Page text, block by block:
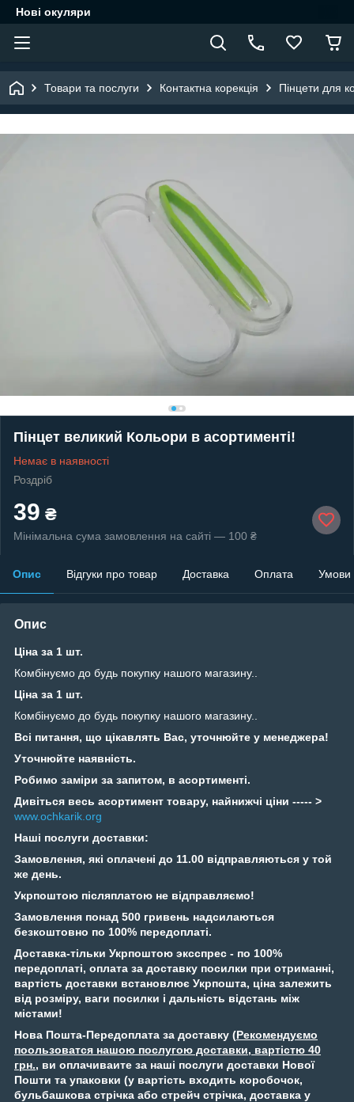
Нові окуляри
Товари та послуги Контактна корекція Пінцети для
Пінцет великий Кольори в асортименті!
Немає в наявності
Роздріб
39 ₴
Мінімальна сума замовлення на сайті — 100 ₴
Опис Відгуки про товар Доставка Оплата Умови
Опис
Ціна за 1 шт.
Комбінуємо до будь покупку нашого магазину..
Ціна за 1 шт.
Комбінуємо до будь покупку нашого магазину..
Всі питання, що цікавлять Вас, уточнюйте у менеджера!
Уточнюйте наявність.
Робимо заміри за запитом, в асортименті.
Дивіться весь асортимент товару, найнижчі ціни ----- >
www.ochkarik.org
Наші послуги доставки:
Замовлення, які оплачені до 11.00 відправляються у той
же день.
Укрпоштою післяплатою не відправляємо!
Замовлення понад 500 гривень надсилаються
безкоштовно по 100% передоплаті.
Доставка-тільки Укрпоштою эксспрес - по 100%
передоплаті, оплата за доставку посилки при отриманні,
вартість доставки встановлює Укрпошта, ціна залежить
від розміру, ваги посилки і дальність відстань між
містами!
Нова Пошта-Передоплата за доставку (Рекомендуємо
поользоватся нашою послугою доставки, вартістю 40
грн., ви оплачиваите за наші послуги доставки Нової
Пошти та упаковки (у вартість входить коробочок,
бульбашкова стрічка або стрейч стрічка, доставка у